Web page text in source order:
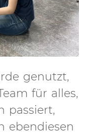
genutzt,
für alles,
passiert,
ebendiesen